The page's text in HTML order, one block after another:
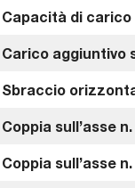
Capacità di carico
Carico aggiuntivo
Sbraccio
Coppia sull’asse n.
Coppia sull’asse n.